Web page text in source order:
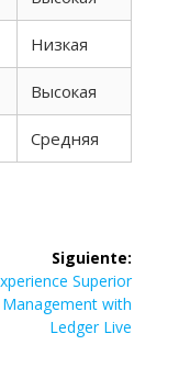
Низкая
Высокая
Средняя
Siguiente:
Superior
with
Ledger Live